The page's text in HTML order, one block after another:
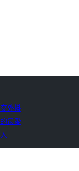
外掛
最愛